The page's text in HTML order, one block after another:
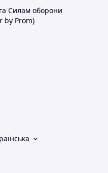
Силам оборони
by Prom)